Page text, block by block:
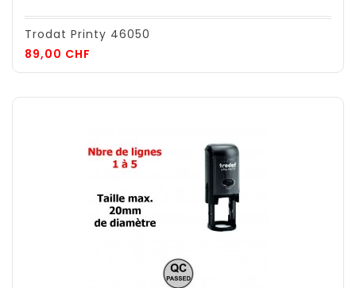
Trodat Printy 46050
89,00 CHF